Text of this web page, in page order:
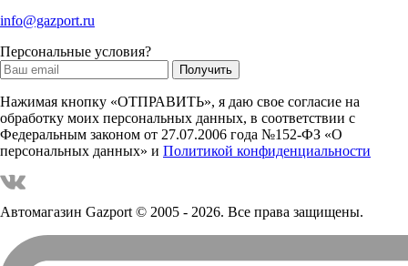
info@gazport.ru
Персональные условия?
Нажимая кнопку «ОТПРАВИТЬ», я даю свое согласие на
обработку моих персональных данных, в соответствии с
Федеральным законом от 27.07.2006 года №152-ФЗ «О
персональных данных» и Политикой конфиденциальности
Автомагазин Gazport© 2005 - 2026. Все права защищены.